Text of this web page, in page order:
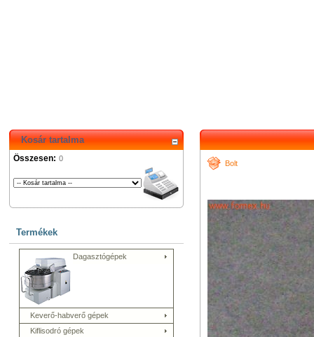
Kosár tartalma
Összesen: 0
Termékek
Dagasztógépek
Keverő-habverő gépek
Kiflisodró gépek
Bolt